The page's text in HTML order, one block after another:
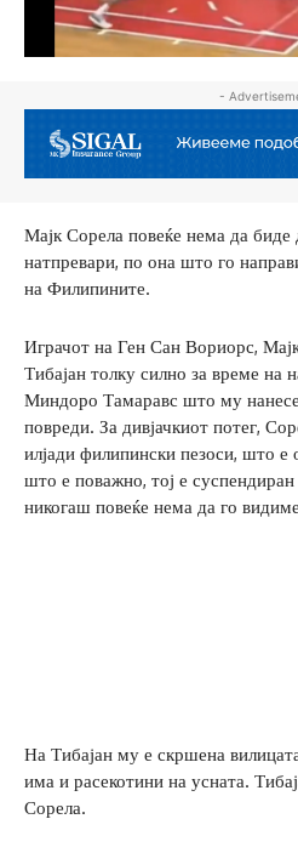
-
Мајк Сорела повеќе нема да биде
натпревари, по она што го
на Филипините.
Играчот на Ген Сан Вориорс,
Тибајан толку силно за време на
Миндоро Тамаравс што му
повреди. За дивјачкиот потег,
илјади филипински пезоси, што е
што е поважно, тој е
никогаш повеќе нема да го
На Тибајан му е скршена
има и расекотини на усната.
Сорела.